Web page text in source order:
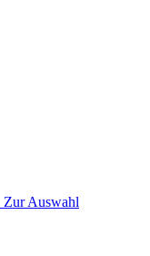
Zur Auswahl